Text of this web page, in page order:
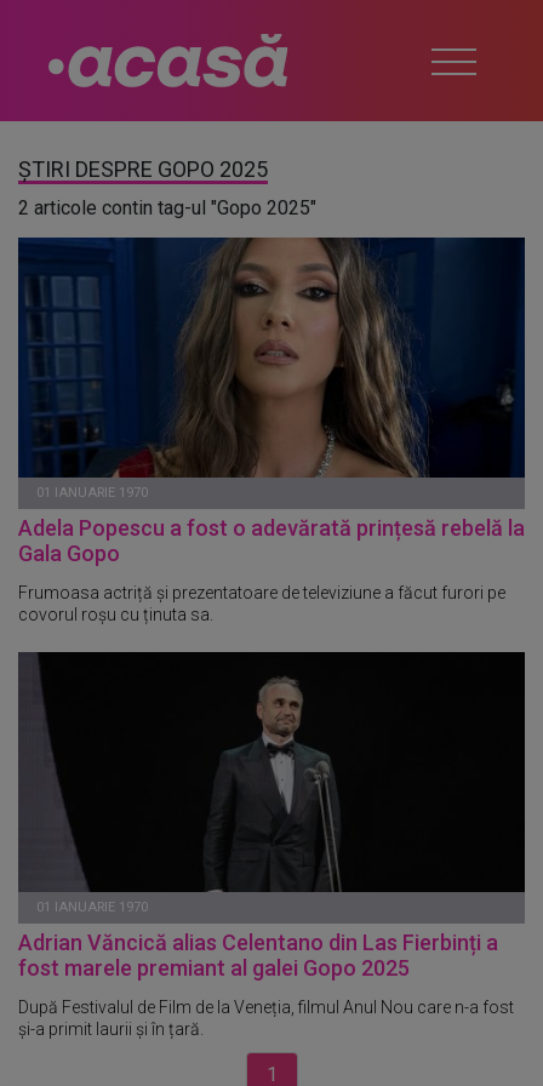
ȘTIRI DESPRE GOPO 2025
2 articole contin tag-ul "Gopo 2025"
01 IANUARIE 1970
Adela Popescu a fost o adevărată prințesă rebelă la
Gala Gopo
Frumoasa actriță și prezentatoare de televiziune a făcut furori pe
covorul roșu cu ținuta sa.
01 IANUARIE 1970
Adrian Văncică alias Celentano din Las Fierbinți a
fost marele premiant al galei Gopo 2025
După Festivalul de Film de la Veneția, filmul Anul Nou care n-a fost
și-a primit laurii și în țară.
1